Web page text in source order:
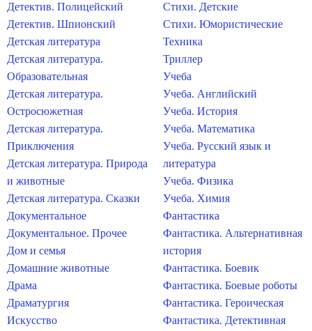
Детектив. Полицейский
Детектив. Шпионский
Детская литература
Детская литература.
Образовательная
Детская литература.
Остросюжетная
Детская литература.
Приключения
Детская литература. Природа
и животные
Детская литература. Сказки
Документальное
Документальное. Прочее
Дом и семья
Домашние животные
Драма
Драматургия
Искусство
Стихи. Детские
Стихи. Юмористические
Техника
Триллер
Учеба
Учеба. Английский
Учеба. История
Учеба. Математика
Учеба. Русский язык и
литература
Учеба. Физика
Учеба. Химия
Фантастика
Фантастика. Альтернативная
история
Фантастика. Боевик
Фантастика. Боевые роботы
Фантастика. Героическая
Фантастика. Детективная